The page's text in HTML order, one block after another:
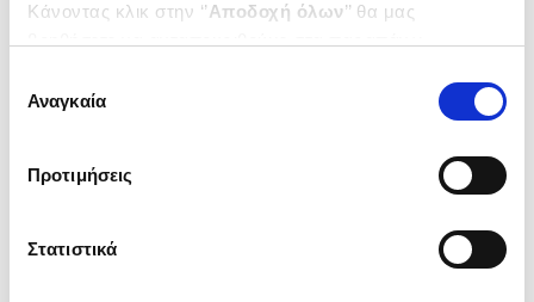
Κάνοντας κλικ στην ‘’Αποδοχή όλων’’ θα μας
ενδιαφέρουν και να επιλέξετε από τα παρακάτω με την
΄΄και να ενημερωθείτε σχετικά με
συγκατάθεσης
Αναγκαία
Προτιμήσεις
Στατιστικά